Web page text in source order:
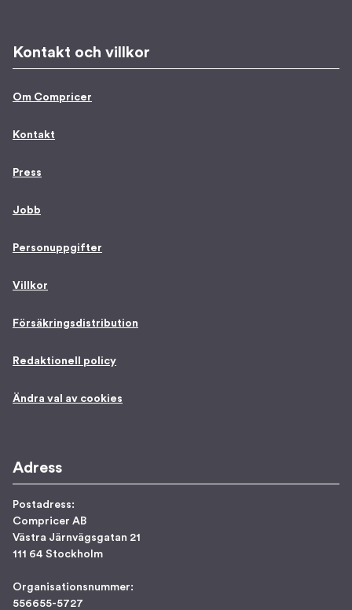
Kontakt och villkor
Om Compricer
Kontakt
Press
Jobb
Personuppgifter
Villkor
Försäkringsdistribution
Redaktionell policy
Ändra val av cookies
Adress
Postadress:
Compricer AB
Västra Järnvägsgatan 21
111 64 Stockholm
Organisationsnummer:
556655-5727